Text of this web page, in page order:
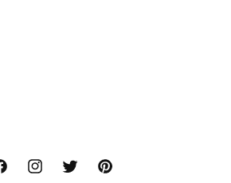
InstagramTwitter Pinterest